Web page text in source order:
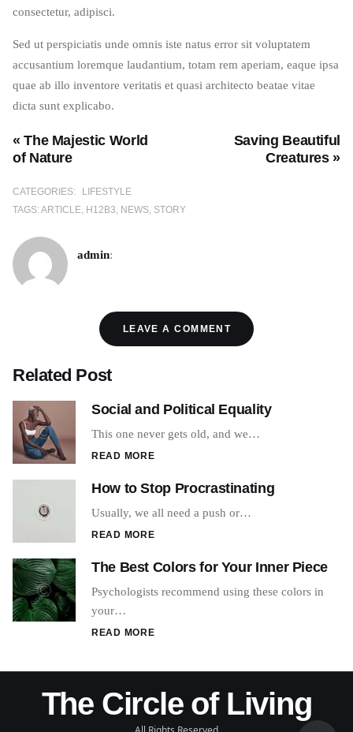
consectetur, adipisci.
Sed ut perspiciatis unde omnis iste natus error sit voluptatem
accusantium loremque laudantium, totam rem aperiam, eaque ipsa
quae ab illo inventore veritatis et quasi architecto beatae vitae
dicta sunt explicabo.
Saving Beautiful
Creatures »
« The Majestic World
of Nature
CATEGORIES:
LIFESTYLE
TAGS: ARTICLE H12B3 NEWS STORY
admin:
LEAVE A COMMENT
Related Post
Social and Political Equality
This one never gets old, and we…
READ MORE
How to Stop Procrastinating
Usually, we all need a push or…
READ MORE
The Best Colors for Your Inner Piece
Psychologists recommend using these colors in
your…
READ MORE
The Circle of Living